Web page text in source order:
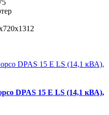
DPAS 15 E LS (14,1 кВА),